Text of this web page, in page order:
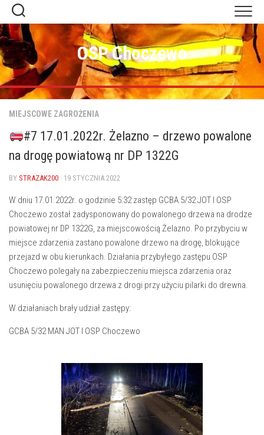
Skip
content
OSP Choczewo
MIEJSCOWE ZAGROŻENIA
#7 17.01.2022r. Żelazno – drzewo powalone
na drogę powiatową nr DP 1322G
BY STRAZAK200 · 19 STYCZNIA 2022
W dniu 17.01.2022r. o godzinie 5:32 zastęp GCBA 5/32 JOT I OSP
Choczewo został zadysponowany do powalonego drzewa na drodze
powiatowej nr DP 1322G, za miejscowością Żelazno. Po przybyciu w
miejsce zdarzenia zastano powalone drzewo na drogę, blokujące
przejazd w obu kierunkach. Działania przybyłego zastępu OSP
Choczewo polegały na zabezpieczeniu miejsca zdarzenia oraz
usunięciu powalonego drzewa z drogi przy użyciu pilarki do drewna.
W działaniach brały udział zastępy:
GCBA 5/32 MAN JOT I OSP Choczewo